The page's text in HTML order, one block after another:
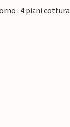
: 4 piani cottura